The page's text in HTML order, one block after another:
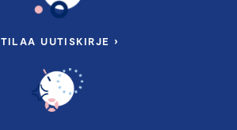
TILAA UUTISKIRJE ›